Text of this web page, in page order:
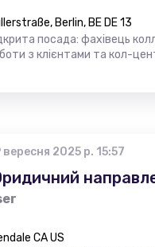
Berlin, BE DE 13
посада: фахівець
з клієнтами та кол-
вересня 2025 р. 15:57
CA US